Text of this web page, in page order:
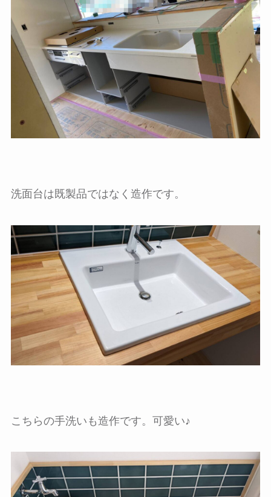
洗面台は既製品ではなく造作です。
こちらの手洗いも造作です。可愛い♪